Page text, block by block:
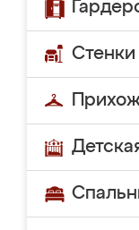
Стенки